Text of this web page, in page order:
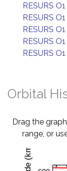
RESURS
RESURS
RESURS
RESURS
RESURS
Orbital
Drag the
range, or